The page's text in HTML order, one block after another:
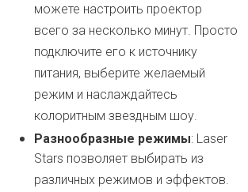
можете настроить проектор
всего за несколько минут. Просто
подключите его к источнику
питания, выберите желаемый
режим и наслаждайтесь
колоритным звездным шоу.
Разнообразные режимы: Laser
Stars позволяет выбирать из
различных режимов и эффектов.